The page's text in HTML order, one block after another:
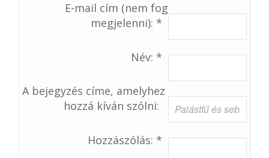
E-mail cím (nem fog
megjelenni): *
Név: *
A bejegyzés címe, amelyhez
hozzá kíván szólni:
Hozzászólás: *